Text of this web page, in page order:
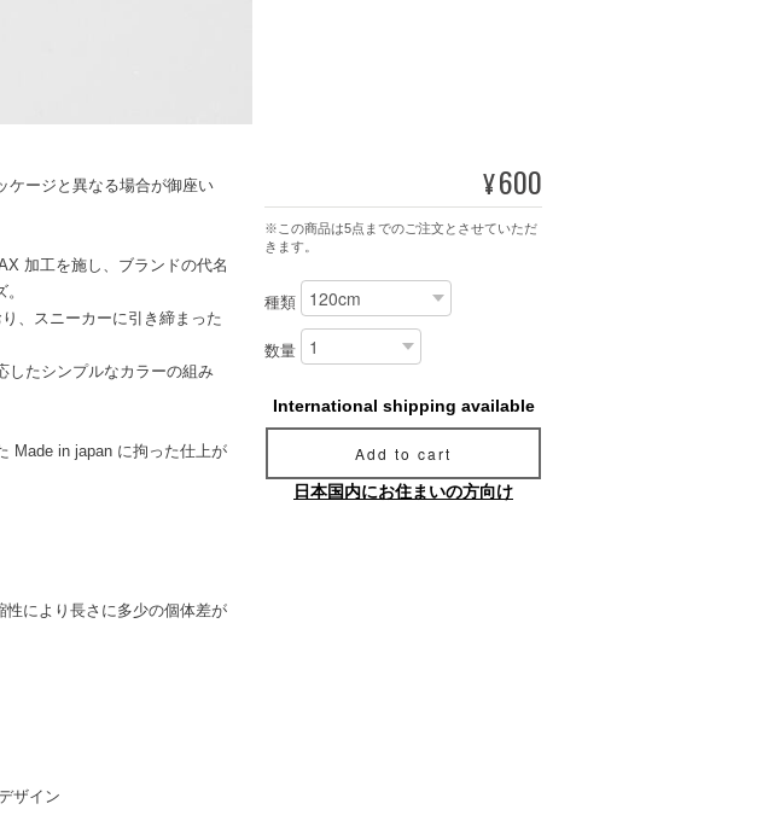
ケージと異なる場合が御座い
加工を施し、ブランドの代名
、スニーカーに引き締まった
したシンプルなカラーの組み
Made in japan に拘った仕上が
により長さに多少の個体差が
ザイン
¥600
※この商品は5点までのご注文とさせていただ
きます。
種類
数量
International shipping available
Add to cart
日本国内にお住まいの方向け